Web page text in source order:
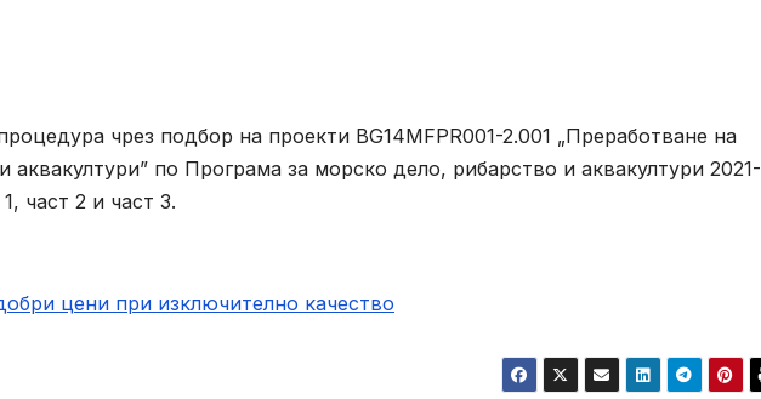
чрез подбор на проекти BG14MFPR001-2.001 „Преработване на
аквакултури” по Програма за морско дело, рибарство и аквакултури 2021-
част 2 и част 3.
цени при изключително качество